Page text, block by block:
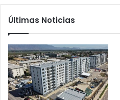
Últimas Noticias